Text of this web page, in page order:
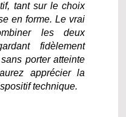
tant sur le choix
en forme. Le vrai
les deux
fidèlement
porter atteinte
apprécier la
technique.